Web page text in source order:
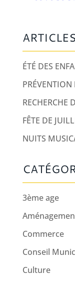
ÉTÉ DES
PRÉVENTION
RECHERCHE
FÊTE DE
NUITS
3ème age
Commerce
Conseil
Culture